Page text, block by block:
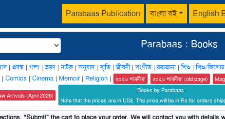
Parabaas Publication বাংলা বই English
Parabaas : Books
| প্রবন্ধ | গল্প |ভ্রমণ|নাটক |অনুবাদ|স্মৃতি |জীবনী|সংগীত |রম্যরচনা|শিশু |শিশু/কিশোর
| Comics | Cinema | Memoir| Religion | ২০২৬ শারদীয়া ২০২৬ শারদীয়া (old page)
Arrivals (April 2026)
Books by Parabaas
Note that the prices are in US$. The price will be in Rs for orders
"Submit" the cart to place your order. We will contact you with details